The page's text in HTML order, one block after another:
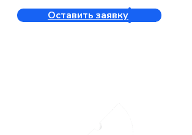
Оставить заявку